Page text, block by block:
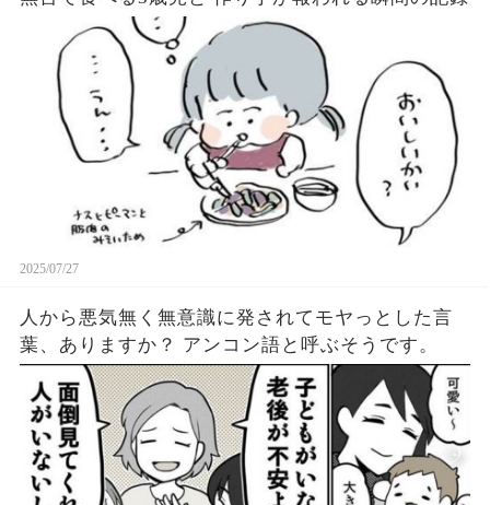
2025/07/27
人から悪気無く無意識に発されてモヤっとした言
葉、ありますか？ アンコン語と呼ぶそうです。